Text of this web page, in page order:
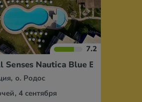
7.2
Senses Nautica Blue Exclusive
о. Родос
4 сентября